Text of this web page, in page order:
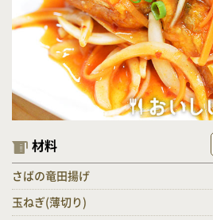
材料
さばの竜田揚げ
玉ねぎ(薄切り)